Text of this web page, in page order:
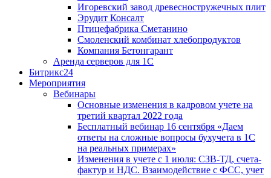
Игоревский завод древесностружечных плит
Эрудит Консалт
Птицефабрика Сметанино
Смоленский комбинат хлебопродуктов
Компания Бетонгарант
Аренда серверов для 1С
Битрикс24
Мероприятия
Вебинары
Основные изменения в кадровом учете на
третий квартал 2022 года
Бесплатный вебинар 16 сентября «Даем
ответы на сложные вопросы бухучета в 1С
на реальных примерах»
Изменения в учете с 1 июля: СЗВ-ТД, счета-
фактур и НДС. Взаимодействие с ФСС, учет